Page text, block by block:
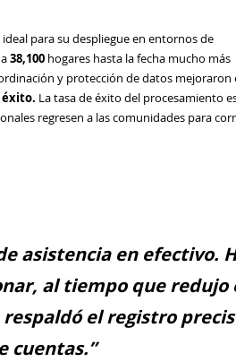
para su despliegue en entornos de
38,100 hogares hasta la fecha mucho más
y protección de datos mejoraron
éxito. La tasa de éxito del procesamiento
regresen a las comunidades para
asistencia en efectivo.
al tiempo que redujo
el registro
cuentas.”